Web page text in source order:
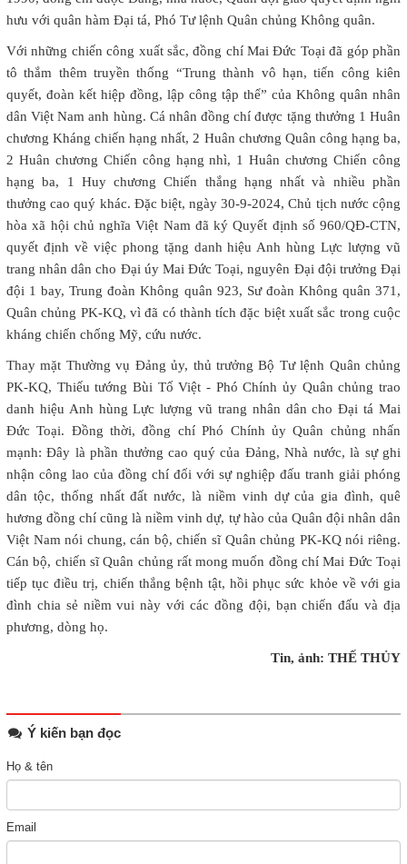
hưu với quân hàm Đại tá, Phó Tư lệnh Quân chủng Không quân.
Với những chiến công xuất sắc, đồng chí Mai Đức Toại đã góp phần
tô thắm thêm truyền thống “Trung thành vô hạn, tiến công kiên
quyết, đoàn kết hiệp đồng, lập công tập thể” của Không quân nhân
dân Việt Nam anh hùng. Cá nhân đồng chí được tặng thưởng 1 Huân
chương Kháng chiến hạng nhất, 2 Huân chương Quân công hạng ba,
2 Huân chương Chiến công hạng nhì, 1 Huân chương Chiến công
hạng ba, 1 Huy chương Chiến thắng hạng nhất và nhiều phần
thưởng cao quý khác. Đặc biệt, ngày 30-9-2024, Chủ tịch nước cộng
hòa xã hội chủ nghĩa Việt Nam đã ký Quyết định số 960/QĐ-CTN,
quyết định về việc phong tặng danh hiệu Anh hùng Lực lượng vũ
trang nhân dân cho Đại úy Mai Đức Toại, nguyên Đại đội trưởng Đại
đội 1 bay, Trung đoàn Không quân 923, Sư đoàn Không quân 371,
Quân chủng PK-KQ, vì đã có thành tích đặc biệt xuất sắc trong cuộc
kháng chiến chống Mỹ, cứu nước.
Thay mặt Thường vụ Đảng ủy, thủ trưởng Bộ Tư lệnh Quân chủng
PK-KQ, Thiếu tướng Bùi Tố Việt - Phó Chính ủy Quân chủng trao
danh hiệu Anh hùng Lực lượng vũ trang nhân dân cho Đại tá Mai
Đức Toại. Đồng thời, đồng chí Phó Chính ủy Quân chủng nhấn
mạnh: Đây là phần thưởng cao quý của Đảng, Nhà nước, là sự ghi
nhận công lao của đồng chí đối với sự nghiệp đấu tranh giải phóng
dân tộc, thống nhất đất nước, là niềm vinh dự của gia đình, quê
hương đồng chí cũng là niềm vinh dự, tự hào của Quân đội nhân dân
Việt Nam nói chung, cán bộ, chiến sĩ Quân chủng PK-KQ nói riêng.
Cán bộ, chiến sĩ Quân chủng rất mong muốn đồng chí Mai Đức Toại
tiếp tục điều trị, chiến thắng bệnh tật, hồi phục sức khỏe về với gia
đình chia sẻ niềm vui này với các đồng đội, bạn chiến đấu và địa
phương, dòng họ.
Tin, ảnh: THẾ THỦY
Ý kiến bạn đọc
Họ & tên
Email